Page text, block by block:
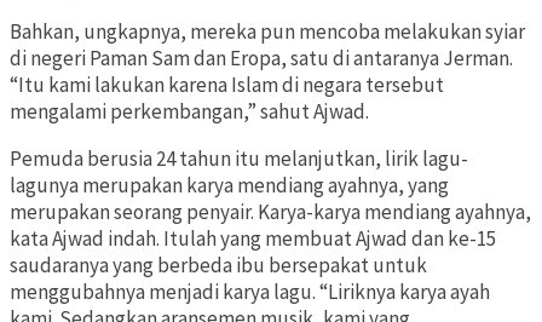
Bahkan, ungkapnya, mereka pun mencoba melakukan syiar
di negeri Paman Sam dan Eropa, satu di antaranya Jerman.
“Itu kami lakukan karena Islam di negara tersebut
mengalami perkembangan,” sahut Ajwad.
Pemuda berusia 24 tahun itu melanjutkan, lirik lagu-
lagunya merupakan karya mendiang ayahnya, yang
merupakan seorang penyair. Karya-karya mendiang ayahnya,
kata Ajwad indah. Itulah yang membuat Ajwad dan ke-15
saudaranya yang berbeda ibu bersepakat untuk
menggubahnya menjadi karya lagu. “Liriknya karya ayah